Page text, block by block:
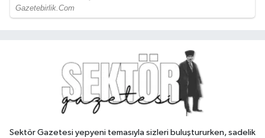
Sektör Gazetesi yepyeni temasıyla sizleri buluştururken, sadelik